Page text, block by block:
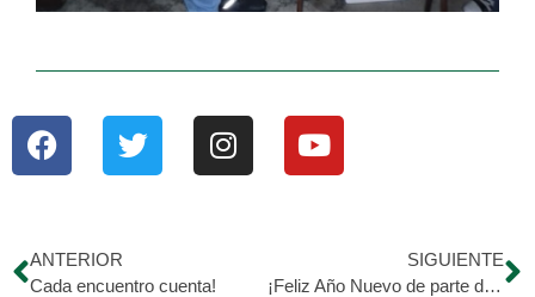
ANTERIOR
Cada encuentro cuenta!
SIGUIENTE
¡Feliz Año Nuevo de parte de Hijos de Morán y UNIMED!